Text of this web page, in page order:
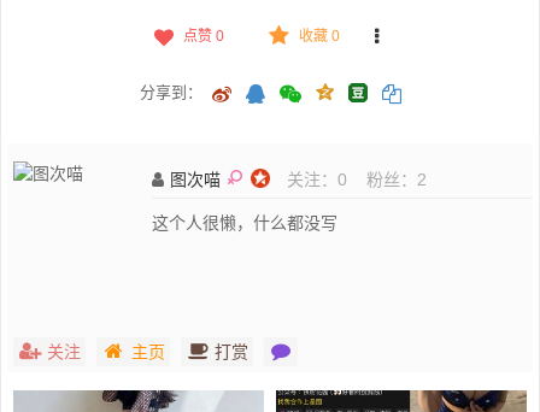
点赞 0 收藏 0
分享到：
图次喵 关注： 0 粉丝： 2
这个人很懒，什么都没写
关注 主页 打赏